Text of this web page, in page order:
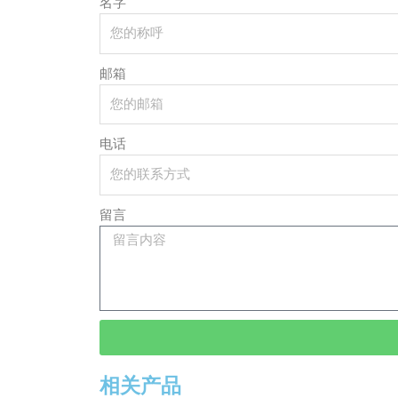
邮箱
电话
留言
相关产品